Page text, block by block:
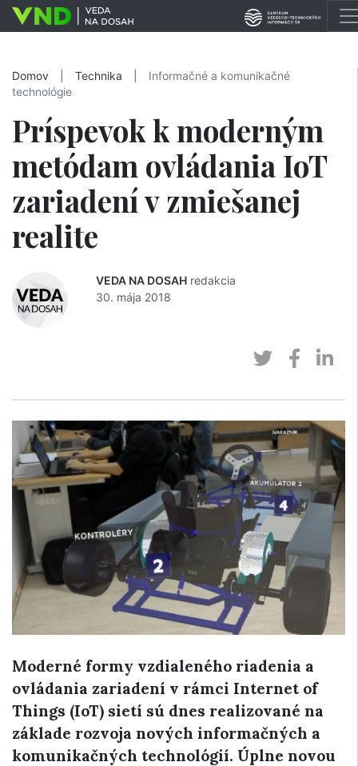
Domov Technika
Informačné a komunikačné
technológie
Príspevok k moderným
metódam ovládania IoT
zariadení v zmiešanej
realite
VEDA NA DOSAH redakcia
30. mája 2018
Moderné formy vzdialeného riadenia a
ovládania zariadení v rámci Internet of
Things (IoT) sietí sú dnes realizované na
základe rozvoja nových informačných a
komunikačných technológií. Úplne novou